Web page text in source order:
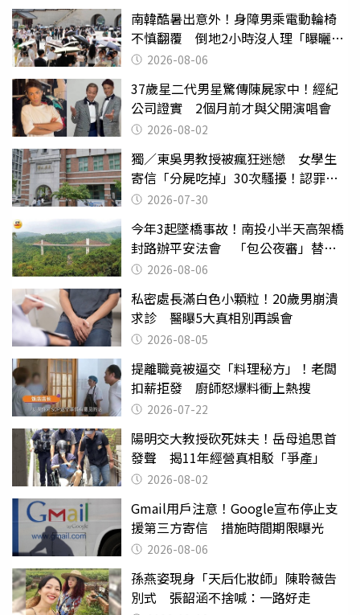
南韓酷暑出意外！身障男乘電動輪椅
不慎翻覆 倒地2小時沒人理「曝曬
亡」2026-08-06
37歲星二代男星驚傳陳屍家中！經紀
公司證實 2個月前才與父開演唱會
2026-08-02
獨／東吳男教授被瘋狂迷戀 女學生
寄信「分屍吃掉」30次騷擾！認罪免
關 2026-07-30
今年3起墜橋事故！南投小半天高架橋
封路辦平安法會 「包公夜審」替亡
魂伸冤
2026-08-06
私密處長滿白色小顆粒！20歲男崩潰
求診 醫曝5大真相別再誤會
2026-08-05
提離職竟被逼交「料理秘方」！老闆
扣薪拒發 廚師怒爆料衝上熱搜
2026-07-22
陽明交大教授砍死妹夫！岳母追思首
發聲 揭11年經營真相駁「爭產」
2026-08-02
Gmail用戶注意！Google宣布停止支
援第三方寄信 措施時間期限曝光
2026-08-06
孫燕姿現身「天后化妝師」陳聆薇告
別式 張韶涵不捨喊：一路好走